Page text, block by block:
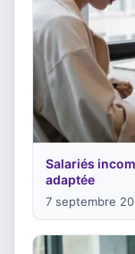
Salariés
adaptée
7 septembre